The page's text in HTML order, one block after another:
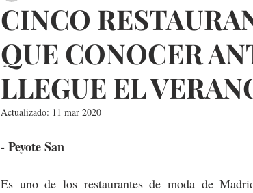
CINCO
QUE CONOCER
LLEGUE EL
Actualizado: 11 mar 2020
- Peyote San
Es uno de los restaurantes de moda de